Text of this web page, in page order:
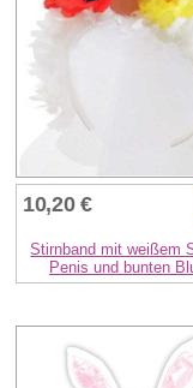
10,20 €
Stirnband mit weißem
Penis und bunten